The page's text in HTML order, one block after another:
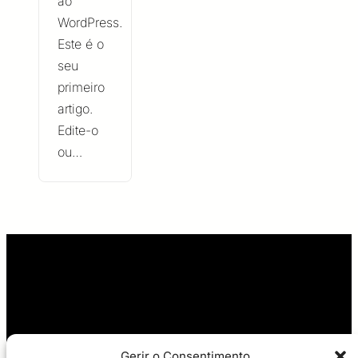
WordPress.
Este é o
seu
primeiro
artigo.
Edite-o
ou…